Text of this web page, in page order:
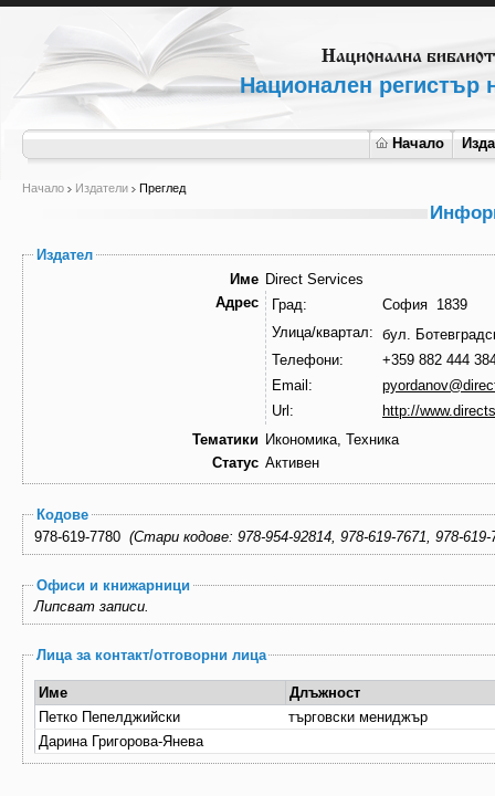
Национален регистър
Начало
Начало Издатели Преглед
Издател
Име Direct Services
Адрес
Град:
София 1839
Улица/квартал: бул.
Телефони:
+359 882 444
Email:
Url:
http://
Тематики Икономика, Техника
Статус Активен
Кодове
(Стари кодове: 978-954-92814, 978-619-7671, 978-
Офиси и книжарници
Липсват записи.
Лица за контакт/отговорни лица
Име
Длъжност
Петко Пепелджийски
търговски мениджър
Дарина Григорова-Янева